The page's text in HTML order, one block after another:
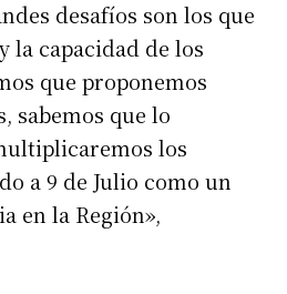
desafíos son los que
la capacidad de los
que proponemos
sabemos que lo
los
a 9 de Julio como un
en la Región»,